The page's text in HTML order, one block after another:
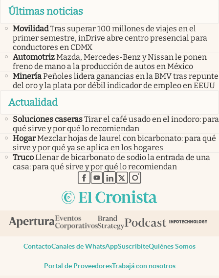
Últimas noticias
MovilidadTras superar 100 millones de viajes en el
primer semestre, inDrive abre centro presencial para
conductores en CDMX
AutomotrizMazda, Mercedes-Benz y Nissan le ponen
freno de mano a la producción de autos en México
MineríaPeñoles lidera ganancias en la BMV tras repunte
del oro y la plata por débil indicador de empleo en EEUU
Actualidad
Soluciones caserasTirar el café usado en el inodoro: para
qué sirve y por qué lo recomiendan
HogarMezclar hojas de laurel con bicarbonato: para qué
sirve y por qué ya se aplica en los hogares
TrucoLlenar de bicarbonato de sodio la entrada de una
casa: para qué sirve y por qué lo recomiendan
abre en nueva pestaña
abre en nueva pestaña
abre en nueva pestaña
abre en nueva pestaña
abre en nueva pestaña
ContactoCanales de WhatsAppSuscribiteQuiénes Somos
Portal de ProveedoresTrabajá con nosotros